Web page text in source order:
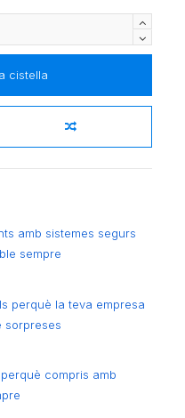
cistella
amb sistemes segurs
sempre
perquè la teva empresa
sorpreses
compris amb